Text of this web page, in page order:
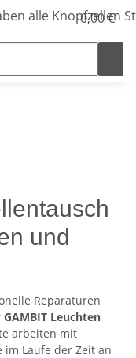
0,00 €
und
Reparaturen
GAMBIT Leuchten
arbeiten mit
im Laufe der Zeit an